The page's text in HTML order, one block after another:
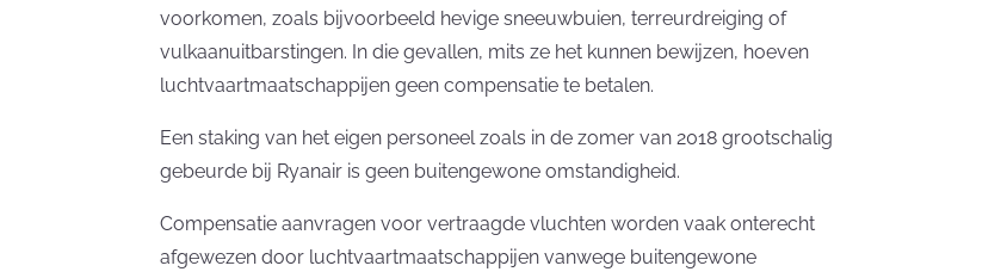
voorkomen, zoals bijvoorbeeld hevige sneeuwbuien, terreurdreiging of
vulkaanuitbarstingen. In die gevallen, mits ze het kunnen bewijzen, hoeven
luchtvaartmaatschappijen geen compensatie te betalen.
Een staking van het eigen personeel zoals in de zomer van 2018 grootschalig
gebeurde bij Ryanair is geen buitengewone omstandigheid.
Compensatie aanvragen voor vertraagde vluchten worden vaak onterecht
afgewezen door luchtvaartmaatschappijen vanwege buitengewone